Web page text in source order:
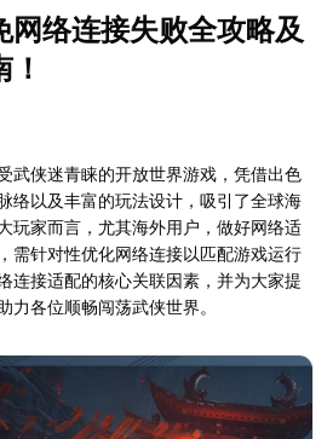
网络连接失败全攻略及
武侠迷青睐的开放世界游戏，凭借出色
络以及丰富的玩法设计，吸引了全球海
玩家而言，尤其海外用户，做好网络适
需针对性优化网络连接以匹配游戏运行
连接适配的核心关联因素，并为大家提
力各位顺畅闯荡武侠世界。